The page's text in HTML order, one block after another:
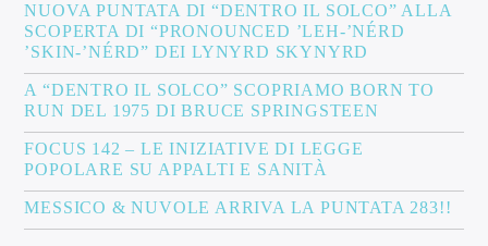
NUOVA PUNTATA DI “DENTRO IL SOLCO” ALLA
SCOPERTA DI “PRONOUNCED ’LEH-’NÉRD
’SKIN-’NÉRD” DEI LYNYRD SKYNYRD
A “DENTRO IL SOLCO” SCOPRIAMO BORN TO
RUN DEL 1975 DI BRUCE SPRINGSTEEN
FOCUS 142 – LE INIZIATIVE DI LEGGE
POPOLARE SU APPALTI E SANITÀ
MESSICO & NUVOLE ARRIVA LA PUNTATA 283!!